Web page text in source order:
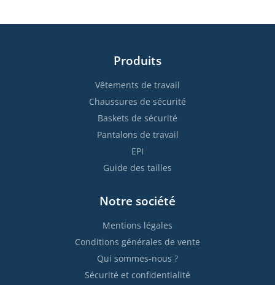
Produits
Vêtements de travail
Chaussures de sécurité
Baskets de sécurité
Pantalons de travail
EPI
Guide des tailles
Notre société
Mentions légales
Conditions générales de vente
Qui sommes-nous ?
Sécurité et confidentialité